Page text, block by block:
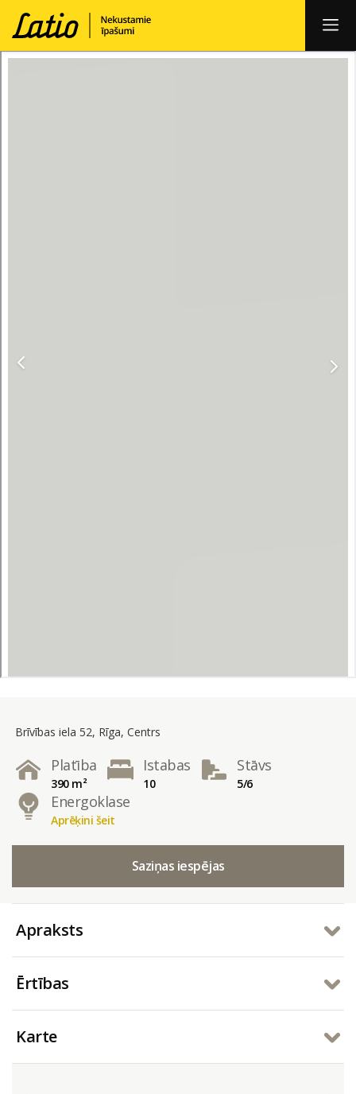
Brīvības iela 52, Rīga, Centrs
Platība
390 m²
Istabas
10
Stāvs
5/6
Energoklase
Aprēķini šeit
Saziņas iespējas
Apraksts
Ērtības
Karte